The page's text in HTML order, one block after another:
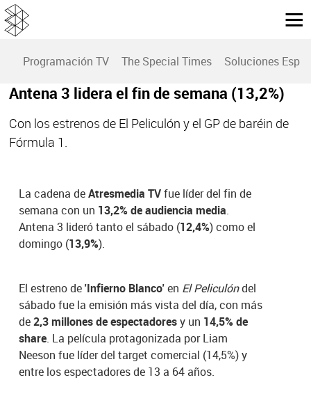
Programación TV The Special Times Soluciones
Antena 3 lidera el fin de semana (13,2%)
Con los estrenos de El Peliculón y el GP de baréin de
Fórmula 1.
La cadena deAtresmedia TVfue líder del fin de
semana con un 13,2% de audiencia media.
Antena 3 lideró tanto el sábado (12,4%) como el
domingo (13,9%).
El estreno de'Infierno Blanco'en El Peliculóndel
sábado fue la emisión más vista del día, con más
de2,3 millones de espectadoresy un 14,5% de
share. La película protagonizada por Liam
Neeson fue líder del target comercial (14,5%) y
entre los espectadores de 13 a 64 años.